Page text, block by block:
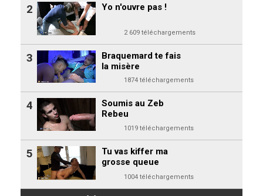
Yo n'ouvre pas !
2 609 téléchargements
2
Braquemard te fais
la misère
1874 téléchargements
3
Soumis au Zeb
Rebeu
1019 téléchargements
4
Tu vas kiffer ma
grosse queue
1004 téléchargements
5